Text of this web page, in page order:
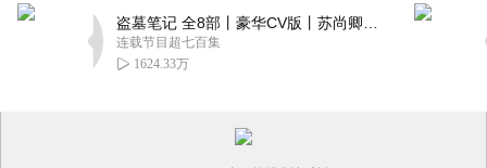
连载节目超七百集
1624.33万